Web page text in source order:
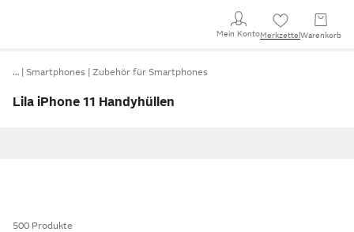
Mein KontoMerkzettel Warenkorb
… Smartphones Zubehör für Smartphones
Lila iPhone 11 Handyhüllen
500 Produkte